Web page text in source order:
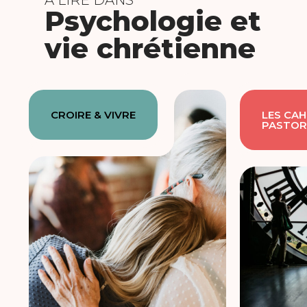
Psychologie et
vie chrétienne
CROIRE & VIVRE LES